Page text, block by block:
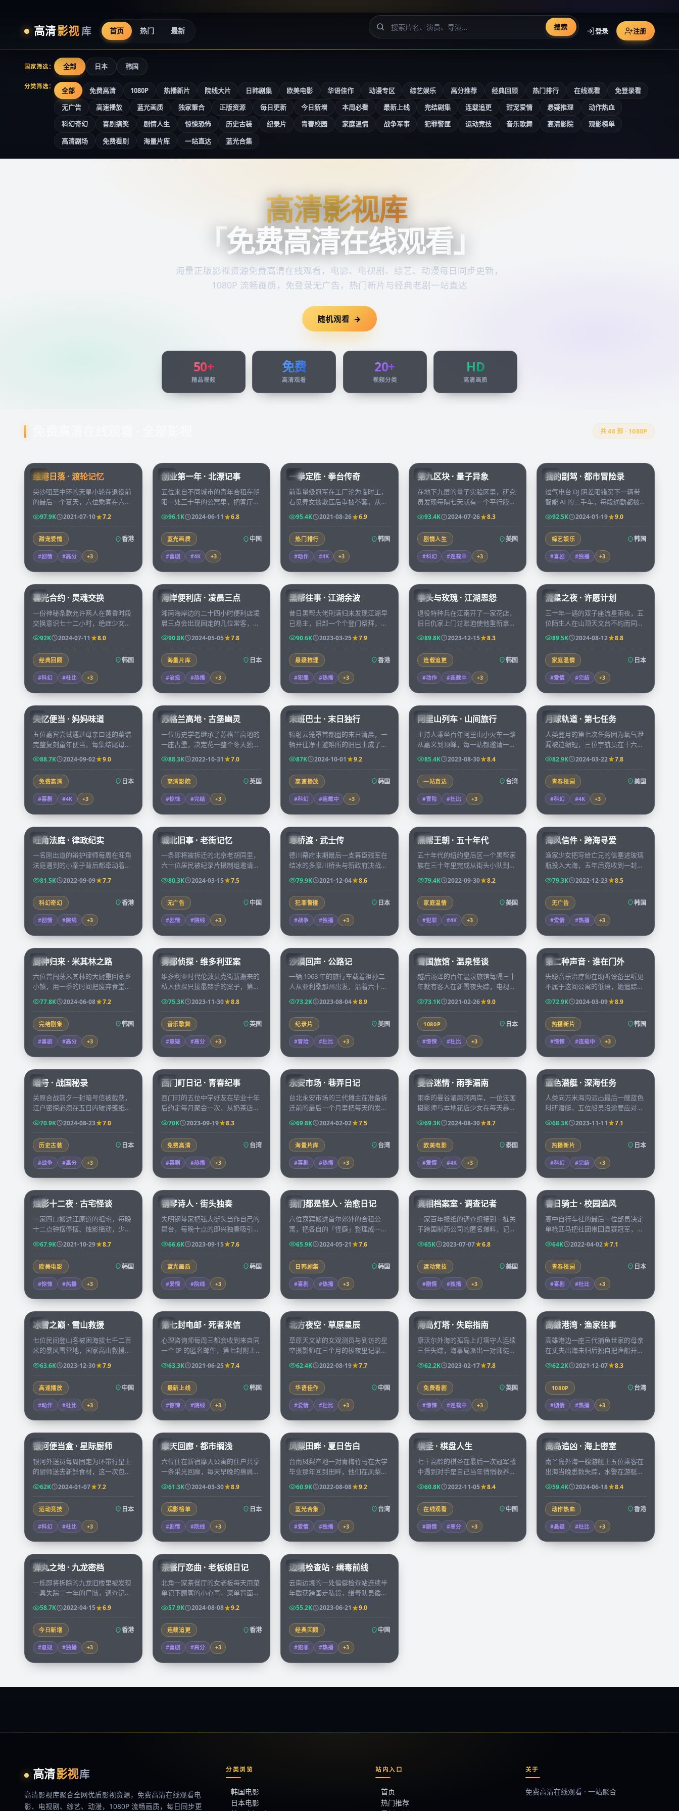
高清影视 库 首页 热门 最新 搜索 登录 注册
国家筛选： 全部 日本 韩国
分类筛选： 全部 免费高清 1080P 热播新片 院线大片 日韩剧集 欧美电影 华语佳作 动漫专区 综艺娱乐 高分推荐 经典回顾 热门排行 在线观看
免登录看
无广告
高速播放 蓝光画质 独家聚合 正版资源 每日更新 今日新增 本周必看 最新上线 完结剧集 连载追更 甜宠爱情 悬疑推理
动作热血
科幻奇幻
喜剧搞笑 剧情人生 惊悚恐怖 历史古装 纪录片 青春校园 家庭温情 战争军事 犯罪警匪 运动竞技 音乐歌舞 高清影院
观影榜单
高清剧场
免费看剧 海量片库 一站直达 蓝光合集
高清影视库
「免费高清在线观看」
海量正版影视资源免费高清在线观看，电影、电视剧、综艺、动漫每日同步更新，
1080P 流畅画质，免登录无广告，热门新片与经典老剧一站直达
随机观看
50+
精品视频
免费
高清观看
20+
视频分类
HD
高清画质
共48部 · 1080P
HK
维港日落 · 渡轮记忆
尖沙咀至中环的天星小轮在退役前
的最后一个夏天，六位乘客在六段
日落里说出彼此守了几十年的秘
密，渡轮也写完了它的告别诗。
97.9K 2021-07-10 7.2
甜宠爱情 香港
#剧情 #高分 +3
CN
创业第一年 · 北漂记事
五位来自不同城市的青年合租在朝
阳一处三十平的公寓里，把客厅当
成办公室，把厨房当成会议室，记
录创业第一年的每一次崩溃与重
启。
96.1K 2024-06-11 6.8
蓝光画质 中国
#喜剧 #4K +3
KR
一拳定胜 · 拳台传奇
前重量级冠军在工厂沦为临时工，
看见养女被欺压后重披拳套，从地
下擂台一路打回亚锦赛擂主，每一
拳都是为家人讨回的尊严。
95.4K 2021-08-26 6.9
热门排行 韩国
#动作 #4K +3
CN
第九区块 · 量子异象
在地下九层的量子实验区里，研究
员发现每隔七天就有一个平行版本
的自己出现在镜中，七个版本即将
相遇时，主时间线开始崩塌。
93.4K 2024-07-26 8.3
剧情人生 美国
#科幻 #连载中 +3
KR
我的副驾 · 都市冒险录
过气电台 DJ 阴差阳错买下一辆带
智能 AI 的二手车，每段通勤都被
AI 「指点人生」搅得鸡飞狗跳，最
后却也找回久违的勇气与心动。
92.5K 2024-01-19 9.0
综艺娱乐 韩国
#喜剧 #独播 +3
KR
99:50
暮光合约 · 灵魂交换
一份神秘条款允许两人在黄昏时段
交换意识七十二小时，绝症少女与
亡命赌徒签下契约，谁也没想到那
是一桩跨越生死的精密阴谋。
92K 2024-07-11 8.0
经典回顾 韩国
#科幻 #杜比 +3
JP
52:28
海岸便利店 · 凌晨三点
湘南海岸边的二十四小时便利店凌
晨三点会出现固定的几位常客，每
个人都带着各自的失眠故事换取一
杯关东煮的温度。
90.8K 2024-05-05 7.8
海量片库 日本
#治愈 #热播 +3
HK
99:41
黑帮往事 · 江湖余波
昔日黑帮大佬刑满归来发现江湖早
已易主，旧部一个个登门祭拜，他
在四十八小时内必须决定是退出还
是再造一段新江湖。
90.6K 2023-03-25 7.9
悬疑推理 香港
#犯罪 #热播 +3
KR
99:48
拳头与玫瑰 · 江湖恩怨
退役特种兵在江南开了一家花店，
旧日仇家上门讨账迫使他重新拿起
拳头，每一束玫瑰背后都藏着一桩
未了的恩怨。
89.8K 2023-12-15 8.3
连载追更 韩国
#动作 #连载中 +3
JP
99:55
流星之夜 · 许愿计划
三十年一遇的双子座流星雨夜，五
位陌生人在山顶天文台不约而同许
下同一个心愿，第二天他们发现彼
此命运被无形丝线连接。
89.5K 2024-08-12 8.8
家庭温情 日本
#爱情 #完结 +3
JP
59:19
失忆便当 · 妈妈味道
五位嘉宾尝试通过母亲口述的菜谱
完整复刻童年便当，每集结尾母亲
会蒙眼试吃，给出最严苛却最温柔
的打分。
88.7K 2024-09-02 9.0
免费高清 日本
#喜剧 #4K +3
CN
99:39
苏格兰高地 · 古堡幽灵
一位历史学者继承了苏格兰高地的
一座古堡，决定花一整个冬天独自
整理藏书，第一夜的钟声响起时，
她意识到自己并非堡里唯一的住
客。
88.3K 2022-10-31 7.0
高清影院 英国
#惊悚 #完结 +3
KR
99:15
末班巴士 · 末日独行
辐射云笼罩首都圈的末日清晨，一
辆开往净土避难所的旧巴士成了七
位陌生人最后的方舟，途中每一站
都让他们必须重新评估彼此。
87K 2024-10-01 9.2
高速播放 韩国
#科幻 #连载中 +3
TW
59:04
阿里山列车 · 山间旅行
主持人乘坐百年阿里山小火车一路
从嘉义到顶峰，每一站都邀请一位
当地年轻人聊自己留在山里的理
由，沿途风景与人物相互照亮。
85.4K 2023-08-30 8.4
一站直达 台湾
#冒险 #杜比 +3
CN
99:57
月球轨道 · 第七任务
人类登月的第七次任务因为氧气泄
漏被迫缩短，三位宇航员在十六小
时倒计时里必须维修飞船同时完成
一项关键的地外勘察。
82.9K 2024-03-22 7.8
青春校园 美国
#科幻 #4K +3
HK
45:15
旺角法庭 · 律政纪实
一名刚出道的辩护律师每周在旺角
法庭遇到的小案子背后都牵动着一
条社会议题，三十集案件累积成一
份属于香港当代的法律观察。
81.5K 2022-09-09 7.7
科幻奇幻 香港
#剧情 #院线 +3
CN
99:17
城北旧事 · 老街记忆
一条即将被拆迁的北京老胡同里，
六十位居民被纪录片摄制组邀请讲
述各自最难忘的「最后一件事」，
每一件都是城市记忆的微缩拓本。
80.3K 2024-03-15 7.5
无广告 中国
#剧情 #院线 +3
JP
99:29
寒桥渡 · 武士传
德川幕府末期最后一支幕臣残军在
结冰的多摩川桥头与新政府决战，
桥北桥南的两位青年武士曾是少年
时同窗，今日却生死相对。
79.9K 2021-12-04 8.6
犯罪警匪 日本
#战争 #独播 +3
CN
69:14
黑帮王朝 · 五十年代
五十年代的纽约皇后区一个黑帮家
族在三十年里完成从街头小队到金
融帝国的转身，三代人付出的代价
远超想象。
79.4K 2022-09-30 8.2
家庭温情 美国
#犯罪 #4K +3
KR
97:58
海风信件 · 跨海寻爱
渔家少女把写给亡兄的信塞进玻璃
瓶投入大海，五年后竟收到一封来
自釜山的回信，跨海展开的笔友关
系慢慢把两颗孤独的心拉近。
79.3K 2022-12-23 8.5
无广告 韩国
#爱情 #热播 +3
KR
58:31
厨神归来 · 米其林之路
六位曾闯荡米其林的大厨重回家乡
小镇，用一季的时间把废弃食堂改
造成全城排队的小馆，每集都有一
次让人鼻酸的味觉回忆。
77.8K 2024-06-08 7.2
完结剧集 韩国
#喜剧 #高分 +3
CN
68:22
雾都侦探 · 维多利亚案
维多利亚时代伦敦贝克街新搬来的
私人侦探只接最棘手的案子，第一
案就是一具被困在密室中的贵族尸
体，沿途铺出整整一季的迷雾。
75.3K 2023-11-30 8.8
音乐歌舞 英国
#悬疑 #高分 +3
CN
99:40
沙漠回声 · 公路记
一辆 1968 年的旅行车载着祖孙二
人从亚利桑那州出发，沿着六十六
号公路一路开往海岸，沙漠回声里
夹着祖父年轻时的所有遗憾。
73.2K 2023-08-04 8.9
纪录片 美国
#冒险 #杜比 +3
JP
99:36
雪国旅馆 · 温泉怪谈
越后汤泽的百年温泉旅馆每隔三十
年就有客人在新雪夜失踪，电视台
综艺组前去探访却发现镜头里多出
了一位无人认识的「住客」。
73.1K 2021-02-26 9.0
1080P 日本
#惊悚 #杜比 +3
KR
72:34
第二种声音 · 谁在门外
失聪音乐治疗师在助听设备里听见
不属于这间公寓的低语，她追踪声
源走进废弃录音棚，发现自己十年
前的失踪记录被人重新打开。
72.9K 2024-03-09 8.9
热播新片 韩国
#惊悚 #连载中 +3
JP
99:04
暗号 · 战国秘录
关原合战前夕一封暗号信被截获，
江户密探必须在五日内破译笺纸上
的图谱，否则东军主帅会被反间计
逼入死地。
70.9K 2024-08-23 7.0
历史古装 日本
#战争 #高分 +3
TW
70:38
西门町日记 · 青春纪事
西门町的五位中学好友在毕业十年
后约定每月聚会一次，从奶茶店到
酒馆，他们用十二集时间慢慢交还
彼此当年欠下的一句话。
70K 2023-09-19 8.3
免费高清 台湾
#喜剧 #热播 +3
TW
99:47
永安市场 · 巷弄日记
台北永安市场的三代摊主在准备拆
迁前的最后一个月里把每天的发生
写进市场广播，喜怒哀乐都被巷弄
的烟火气一一收纳。
69.8K 2024-02-02 7.5
海量片库 台湾
#喜剧 #热播 +3
CN
99:03
曼谷迷情 · 雨季湄南
雨季的曼谷湄南河两岸，一位法国
摄影师与本地花店少女在每天暴雨
过后的同一座桥头偶遇七次，第八
天他递出了想留下来的理由。
69.3K 2024-08-30 8.7
欧美电影 泰国
#爱情 #4K +3
JP
45:53
蓝色潜艇 · 深海任务
人类向万米海沟派出最后一艘蓝色
科研潜艇，五位船员沿途要应对未
知声纳源、突发洋流和彼此过去的
秘密。
68.3K 2023-11-11 7.1
热播新片 日本
#科幻 #完结 +3
KR
99:25
烛影十二夜 · 古宅怪谈
一家四口搬进江原道的祖宅，每晚
十二点钟摆停摆、烛影摇动，少女
在阁楼里发现了不属于这个时代的
日记，连续十二夜，故事走向无人
预料。
67.9K 2021-10-29 8.7
欧美电影 韩国
#惊悚 #热播 +3
KR
67:32
钢琴诗人 · 街头独奏
失明钢琴家把弘大街头当作自己的
舞台，每晚十点的即兴独奏吸引了
一位独自旅行的小说编辑，二人在
乐谱与文字之间慢慢靠近。
66.6K 2023-09-15 7.6
蓝光画质 韩国
#爱情 #院线 +3
KR
66:08
我们都是怪人 · 治愈日记
六位嘉宾搬进首尔郊外的合租公
寓，把各自的「怪癖」整理成一档
真人秀，从凌晨三点的辣炒年糕到
午夜的占星派对，治愈观众也治愈
彼此。
65.9K 2024-05-21 7.6
日韩剧集 韩国
#喜剧 #热播 +3
CN
50:05
真相档案室 · 调查记者
一家百年报纸的调查组接到一桩关
于跨国制药公司的匿名爆料，记者
们在六个月里跨越四个州查证，把
一份档案变成一条改变法律的新
闻。
65K 2023-07-07 6.8
运动竞技 美国
#剧情 #独播 +3
JP
73:38
春日骑士 · 校园追风
高中自行车社的最后一位部员决定
单枪匹马把社团带回县赛冠军，每
天往返六十公里的训练把胆怯少年
磨成全县瞩目的风之骑士。
64K 2022-04-02 7.1
青春校园 日本
#喜剧 #杜比 +3
CN
99:34
冰雪之巅 · 雪山救援
七位民间登山客被困海拔七千二百
米的暴风雪营地，国家高山救援队
在零下四十度的环境中展开五十六
小时的极限营救。
63.6K 2023-12-30 7.9
高速播放 中国
#动作 #杜比 +3
KR
99:14
第七封电邮 · 死者来信
心理咨询师每周三都会收到来自同
一个 IP 的匿名邮件，第七封附上
了一张多年前失踪学生的照片，他
被迫重新打开尘封的旧档。
63.3K 2021-06-25 7.4
最新上线 韩国
#惊悚 #院线 +3
CN
99:01
北方夜空 · 草原星辰
草原天文站的女观测员与到访的星
空摄影师在三个月的极夜里记录北
方银河，两颗心也在镜头与望远镜
之间慢慢靠近。
62.4K 2022-08-19 7.7
华语佳作 中国
#爱情 #杜比 +3
CN
99:30
海岛灯塔 · 失踪指南
康沃尔外海的孤岛上灯塔守人连续
三任失踪，海事局派出一对师徒守
岛三个月，每天的日志逐渐被某种
看不见的力量重写。
62.2K 2023-02-17 7.8
免费看剧 英国
#惊悚 #连载中 +3
TW
99:55
高雄港湾 · 渔家往事
高雄港边一座三代捕鱼世家的母亲
在丈夫出海未归后独自把渔船开了
三十年，新一代年轻人决定用纪录
片把母亲的航海日志重新呈现。
62.2K 2021-12-07 8.3
1080P 台湾
#剧情 #热播 +3
JP
59:46
银河便当盒 · 星际厨师
银河外送员每周固定为环带行星上
的厨师送去新鲜食材，这一次包裹
里藏着一封不知名星球的求救信，
她决定改道偏航。
62K 2024-01-07 7.2
运动竞技 日本
#科幻 #杜比 +3
JP
45:37
摩天回廊 · 都市搁浅
六位住在新宿摩天公寓的住户共享
一条采光回廊，每天早晚的擦肩里
他们慢慢拼凑出彼此正在经历的隐
秘人生。
61.3K 2024-03-30 8.9
观影榜单 日本
#剧情 #院线 +3
TW
99:21
凤梨田畔 · 夏日告白
台南凤梨产地一对青梅竹马在大学
毕业那年回到田畔，他们在凤梨花
开的两周里决定是要继续守住家业
还是奔向各自的都市理想。
60.9K 2022-08-08 9.2
蓝光合集 台湾
#爱情 #独播 +3
CN
91:43
棋圣 · 棋盘人生
七十高龄的棋圣在最后一次冠军战
中遇到对手是自己当年悄悄收养却
失散多年的弟子，一局棋下了三十
年，胜负已不重要。
60.8K 2022-11-05 8.4
在线观看 中国
#剧情 #高分 +3
HK
92:58
离岛追凶 · 海上密室
南丫岛外海一艘游艇上五位乘客在
出海当晚悉数失踪，水警在游艇舱
底的一个密室里找到唯一的线索，
是一张被烧了一半的地图。
59.4K 2024-06-18 8.4
动作热血 香港
#悬疑 #杜比 +3
HK
99:59
弹丸之地 · 九龙密档
一栋即将拆除的九龙旧楼里被发现
一具失踪二十年的尸骸，调查记者
凭着发黄的房屋契约逐层走访租
户，揭开一段被忽略的城市秘史。
58.7K 2022-04-15 6.9
今日新增 香港
#悬疑 #独播 +3
HK
70:07
茶餐厅恋曲 · 老板娘日记
北角一家茶餐厅的女老板每天用菜
单记下顾客的小心事，菜单背面的
句子悄悄被一位常客抄录下来出版
成书，引发全港回响。
57.9K 2024-08-08 9.2
连载追更 香港
#喜剧 #高分 +3
CN
52:09
边境检查站 · 缉毒前线
云南边境的一处偏僻检查站连续半
年截获跨国走私货，缉毒队员循着
一枚不起眼的硬币追到金三角，揭
开十年前未结的旧案。
55.2K 2023-06-21 9.0
经典回顾 中国
#犯罪 #热播 +3
高清影视库
高清影视库聚合全网优质影视资源， 免费高清在线观看电
影、电视剧、综艺、动漫，1080P 流畅画质，每日同步更
分类浏览
韩国电影
日本电影
站内入口
首页
热门推荐
关于
免费高清在线观看 · 一站聚合